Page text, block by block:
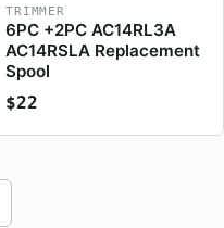
TRIMMER
6PC +2PC AC14RL3A
AC14RSLA Replacement
Spool
$22